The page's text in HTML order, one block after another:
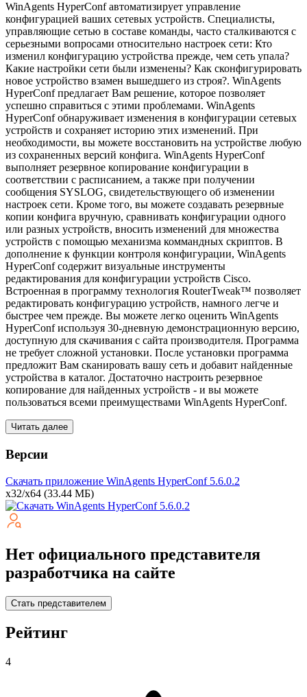
WinAgents HyperConf автоматизирует управление
конфигурацией ваших сетевых устройств. Специалисты,
управляющие сетью в составе команды, часто сталкиваются с
серьезными вопросами относительно настроек сети: Кто
изменил конфигурацию устройства прежде, чем сеть упала?
Какие настройки сети были изменены? Как сконфигурировать
новое устройство взамен вышедшего из строя?. WinAgents
HyperConf предлагает Вам решение, которое позволяет
успешно справиться с этими проблемами. WinAgents
HyperConf обнаруживает изменения в конфигурации сетевых
устройств и сохраняет историю этих изменений. При
необходимости, вы можете восстановить на устройстве любую
из сохраненных версий конфига. WinAgents HyperConf
выполняет резервное копирование конфигурации в
соответствии с расписанием, а также при получении
сообщения SYSLOG, свидетельствующего об изменении
настроек сети. Кроме того, вы можете создавать резервные
копии конфига вручную, сравнивать конфигурации одного
или разных устройств, вносить изменений для множества
устройств с помощью механизма коммандных скриптов. В
дополнение к функции контроля конфигурации, WinAgents
HyperConf содержит визуальные инструменты
редактирования для конфигурации устройств Cisco.
Встроенная в программу технология RouterTweak™ позволяет
редактировать конфигурацию устройств, намного легче и
быстрее чем прежде. Вы можете легко оценить WinAgents
HyperConf используя 30-дневную демонстрационную версию,
доступную для скачивания с сайта производителя. Программа
не требует сложной установки. После установки программа
предложит Вам сканировать вашу сеть и добавит найденные
устройства в каталог. Достаточно настроить резервное
копирование для найденных устройств - и вы можете
пользоваться всеми преимуществами WinAgents HyperConf.
Читать далее
Версии
Скачать приложение WinAgents HyperConf 5.6.0.2
x32/x64 (33.44 МБ)
Нет официального представителя
разработчика на сайте
Стать представителем
Рейтинг
4